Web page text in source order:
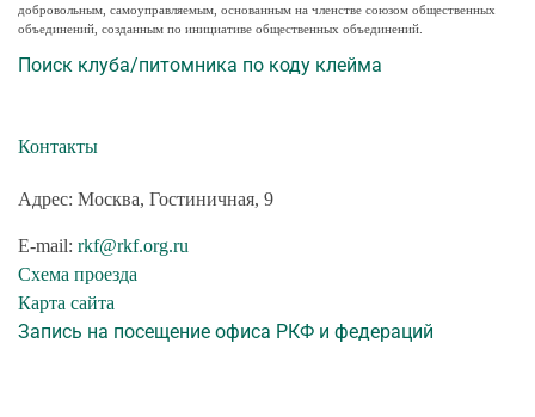
добровольным, самоуправляемым, основанным на членстве союзом общественных
объединений, созданным по инициативе общественных объединений.
Поиск клуба/питомника по коду клейма
Контакты
Адрес: Москва, Гостиничная, 9
E-mail: rkf@rkf.org.ru
Схема проезда
Карта сайта
Запись на посещение офиса РКФ и федераций